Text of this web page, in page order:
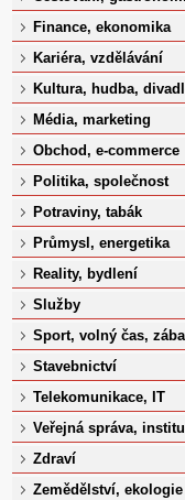
Finance, ekonomika
Kariéra, vzdělávání
Kultura, hudba,
Média, marketing
Obchod, e-commerce
Politika, společnost
Potraviny, tabák
Průmysl, energetika
Reality, bydlení
Služby
Sport, volný čas,
Stavebnictví
Telekomunikace, IT
Veřejná správa,
Zdraví
Zemědělství, ekologie